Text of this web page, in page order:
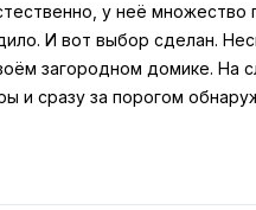
у неё множество
И вот выбор сделан.
загородном домике. На
и сразу за порогом